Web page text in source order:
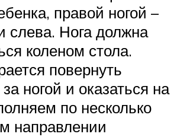
правой ногой –
слева. Нога должна
коленом стола.
повернуть
ногой и оказаться на
по несколько
направлении